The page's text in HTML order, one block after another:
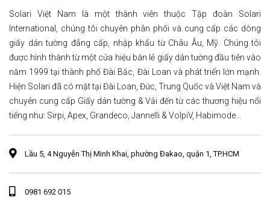
Solari Việt Nam là một thành viên thuộc Tập đoàn Solari
International, chúng tôi chuyên phân phối và cung cấp các dòng
giấy dán tường đẳng cấp, nhập khẩu từ Châu Âu, Mỹ. Chúng tôi
được hình thành từ một cửa hiệu bán lẻ giấy dán tường đầu tiên vào
năm 1999 tại thành phố Đài Bắc, Đài Loan và phát triển lớn mạnh.
Hiện Solari đã có mặt tại Đài Loan, Đức, Trung Quốc và Việt Nam và
chuyên cung cấp Giấy dán tường & Vải đến từ các thương hiệu nổi
tiếng như: Sirpi, Apex, Grandeco, Jannelli & VolpiV, Habimode...
Lầu 5, 4 Nguyễn Thị Minh Khai, phường Đakao, quận 1, TP.HCM
0981 692 015